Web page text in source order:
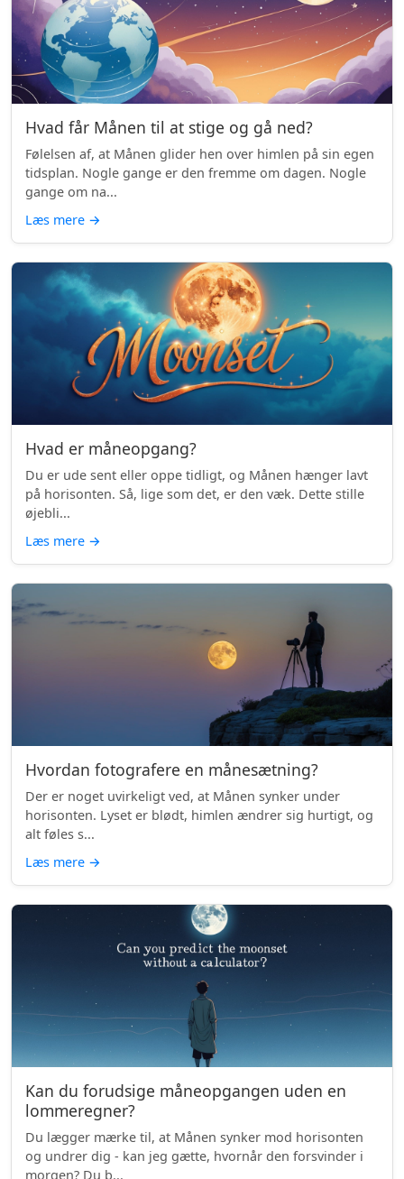
Hvad får Månen til at stige og gå ned?
Følelsen af, at Månen glider hen over himlen på sin egen
tidsplan. Nogle gange er den fremme om dagen. Nogle
gange om na...
Læs mere →
Hvad er måneopgang?
Du er ude sent eller oppe tidligt, og Månen hænger lavt
på horisonten. Så, lige som det, er den væk. Dette stille
øjebli...
Læs mere →
Hvordan fotografere en månesætning?
Der er noget uvirkeligt ved, at Månen synker under
horisonten. Lyset er blødt, himlen ændrer sig hurtigt, og
alt føles s...
Læs mere →
Kan du forudsige måneopgangen uden en
lommeregner?
Du lægger mærke til, at Månen synker mod horisonten
og undrer dig - kan jeg gætte, hvornår den forsvinder i
morgen? Du b...